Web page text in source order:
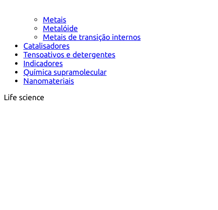
Metais
Metalóide
Metais de transição internos
Catalisadores
Tensoativos e detergentes
Indicadores
Química supramolecular
Nanomateriais
Life science